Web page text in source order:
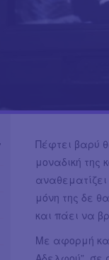
Πέφτει βαρύ
μοναδική της
μόνη της δε
και πάει να
Με αφορμή